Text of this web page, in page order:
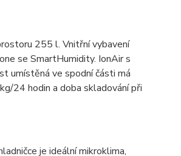
255 l. Vnitřní vybavení
se SmartHumidity. IonAir s
umístěná ve spodní části má
24 hodin a doba skladování při
je ideální mikroklima,